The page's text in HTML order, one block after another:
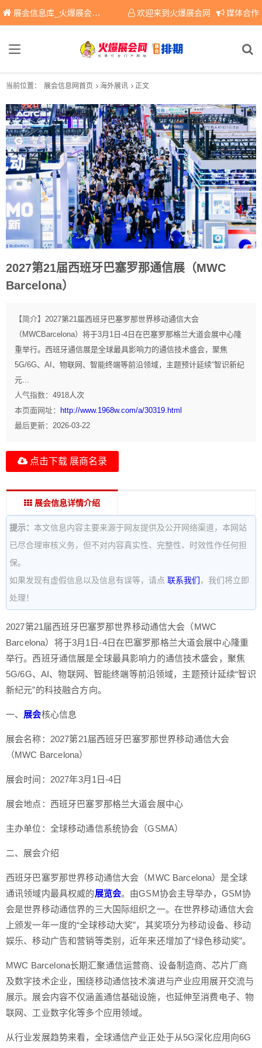
展会信息库_火爆展会网免费展会信息查询平台，提供专业会展服务！ 欢迎来到火爆展会网 媒体合作
当前位置： 展会信息网首页 海外展讯 正文
2027第21届西班牙巴塞罗那通信展（MWC
Barcelona）
【简介】 2027第21届西班牙巴塞罗那世界移动通信大会
（MWCBarcelona）将于3月1日-4日在巴塞罗那格兰大道会展中心隆
重举行。西班牙通信展是全球最具影响力的通信技术盛会，聚焦
5G/6G、AI、物联网、智能终端等前沿领域，主题预计延续“智识新纪
元...
人气指数： 4918人次
本页面网址：
http://www.1968w.com/a/30319.html
最后更新： 2026-03-22
点击下载 展商名录
展会信息详情介绍
提示： 本文信息内容主要来源于网友提供及公开网络渠道，本网站
已尽合理审核义务，但不对内容真实性、完整性、时效性作任何担
保。
如果发现有虚假信息以及信息有误等，请点 联系我们 ，我们将立即
处理！
2027第21届西班牙巴塞罗那世界移动通信大会（MWC
Barcelona）将于3月1日-4日在巴塞罗那格兰大道会展中心隆重
举行。西班牙通信展是全球最具影响力的通信技术盛会，聚焦
5G/6G、AI、物联网、智能终端等前沿领域，主题预计延续“智识
新纪元”的科技融合方向。
一、 展会核心信息
展会名称：2027第21届西班牙巴塞罗那世界移动通信大会
（MWC Barcelona）
展会时间：2027年3月1日-4日
展会地点：西班牙巴塞罗那格兰大道会展中心
主办单位：全球移动通信系统协会（GSMA）
二、展会介绍
西班牙巴塞罗那世界移动通信大会（MWC Barcelona）是全球
通讯领域内最具权威的展览会。由GSM协会主导举办，GSM协
会是世界移动通信界的三大国际组织之一。在世界移动通信大会
上颁发一年一度的“全球移动大奖”，其奖项分为移动设备、移动
娱乐、移动广告和营销等类别，近年来还增加了“绿色移动奖”。
MWC Barcelona长期汇聚通信运营商、设备制造商、芯片厂商
及数字技术企业，围绕移动通信技术演进与产业应用展开交流与
展示。展会内容不仅涵盖通信基础设施，也延伸至消费电子、物
联网、工业数字化等多个应用领域。
从行业发展趋势来看，全球通信产业正处于从5G深化应用向6G